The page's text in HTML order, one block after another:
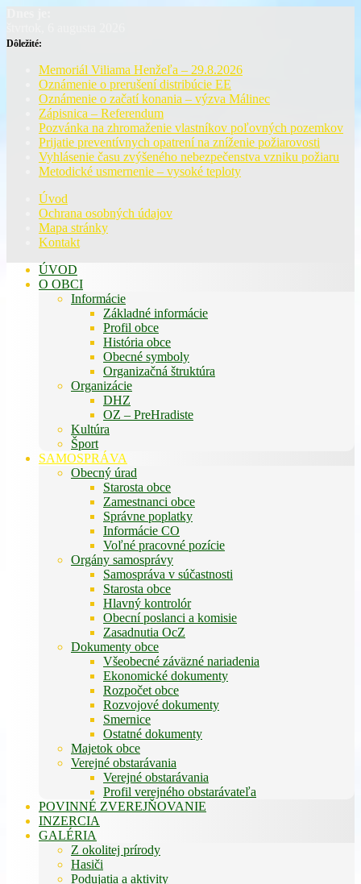
Dôležité:
Memoriál Viliama Henžeľa – 29.8.2026
Oznámenie o prerušení distribúcie EE
Oznámenie o začatí konania – výzva Málinec
Zápisnica – Referendum
Pozvánka na zhromaženie vlastníkov poľovných pozemkov
Prijatie preventívnych opatrení na zníženie požiarovosti
Vyhlásenie času zvýšeného nebezpečenstva vzniku požiaru
Metodické usmernenie – vysoké teploty
Úvod
Ochrana osobných údajov
Mapa stránky
Kontakt
ÚVOD
O OBCI
Informácie
Základné informácie
Profil obce
História obce
Obecné symboly
Organizačná štruktúra
Organizácie
DHZ
OZ – PreHradiste
Kultúra
Šport
SAMOSPRÁVA
Obecný úrad
Starosta obce
Zamestnanci obce
Správne poplatky
Informácie CO
Voľné pracovné pozície
Orgány samosprávy
Samospráva v súčastnosti
Starosta obce
Hlavný kontrolór
Obecní poslanci a komisie
Zasadnutia OcZ
Dokumenty obce
Všeobecné záväzné nariadenia
Ekonomické dokumenty
Rozpočet obce
Rozvojové dokumenty
Smernice
Ostatné dokumenty
Majetok obce
Verejné obstarávania
Verejné obstarávania
Profil verejného obstarávateľa
POVINNÉ ZVEREJŇOVANIE
INZERCIA
GALÉRIA
Z okolitej prírody
Hasiči
Podujatia a aktivity